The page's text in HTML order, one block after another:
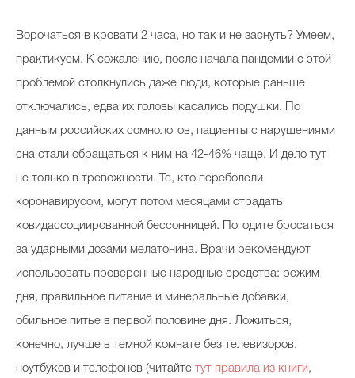
Папа может
Худеем правильно
Бьютихакер / Мама-хакер
Полиция красоты
Хит недели от визажиста
Ворочаться в кровати 2 часа, но так и не заснуть? Умеем,
практикуем. К сожалению, после начала пандемии с этой
проблемой столкнулись даже люди, которые раньше
отключались, едва их головы касались подушки. По
данным российских сомнологов, пациенты с нарушениями
сна стали обращаться к ним на 42-46% чаще. И дело тут
не только в тревожности. Те, кто переболели
коронавирусом, могут потом месяцами страдать
ковидассоциированной бессонницей. Погодите бросаться
за ударными дозами мелатонина. Врачи рекомендуют
использовать проверенные народные средства: режим
дня, правильное питание и минеральные добавки,
обильное питье в первой половине дня. Ложиться,
конечно, лучше в темной комнате без телевизоров,
ноутбуков и телефонов (читайте тут правила из книги,